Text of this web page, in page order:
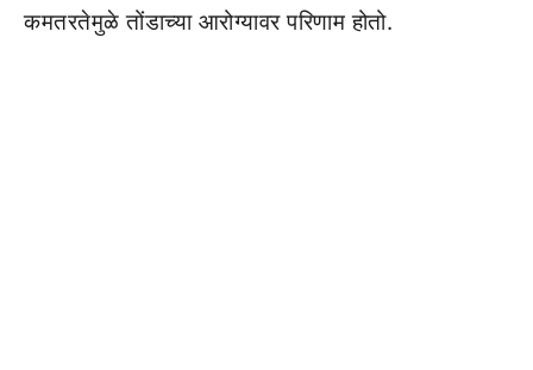
कमतरतेमुळे तोंडाच्या आरोग्यावर परिणाम होतो.